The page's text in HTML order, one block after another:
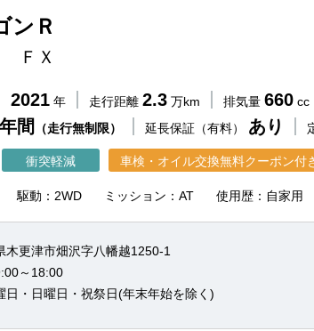
ンＲ
ＦＸ
2021 年 走行距離 2.3 万km 排気量 660 cc
間 （走行無制限） 延長保証（有料） あり
衝突軽減 車検・オイル交換無料クーポン付
駆動：2WD ミッション：AT 使用歴：自家用
木更津市畑沢字八幡越1250-1
～18:00
日・日曜日・祝祭日(年末年始を除く)